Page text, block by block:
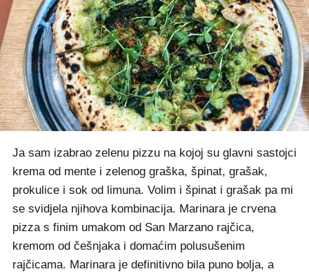
Ja sam izabrao zelenu pizzu na kojoj su glavni sastojci
krema od mente i zelenog graška, špinat, grašak,
prokulice i sok od limuna. Volim i špinat i grašak pa mi
se svidjela njihova kombinacija. Marinara je crvena
pizza s finim umakom od San Marzano rajčica,
kremom od češnjaka i domaćim polusušenim
rajčicama. Marinara je definitivno bila puno bolja, a